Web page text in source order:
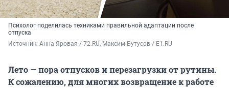
Психолог поделилась техниками правильной адаптации после
отпуска
Источник: Анна Яровая / 72.RU, Максим Бутусов / E1.RU
Лето — пора отпусков и перезагрузки от рутины.
К сожалению, для многих возвращение к работе